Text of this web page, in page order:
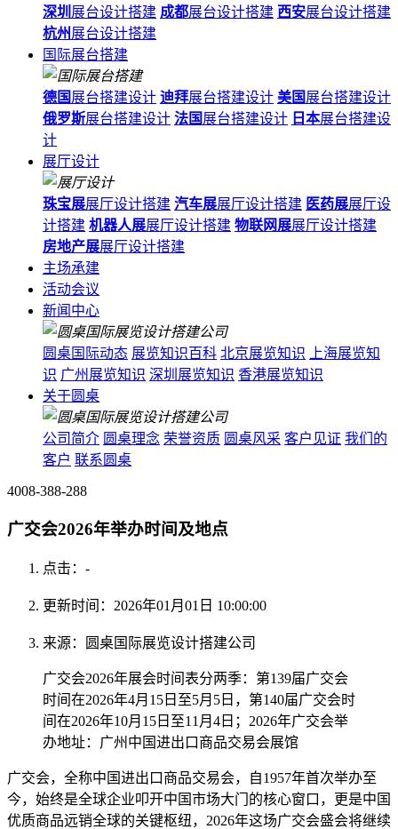
深圳 展台设计搭建 成都展台设计搭建 西安展台设计搭建
杭州展台设计搭建
国际展台搭建
德国 展台搭建设计 迪拜展台搭建设计 美国 展台搭建设计
俄罗斯展台搭建设计 法国 展台搭建设计 日本展台搭建设
计
展厅设计
珠宝展展厅设计搭建 汽车展展厅设计搭建 医药展展厅设
计搭建 机器人展展厅设计搭建 物联网展展厅设计搭建
房地产展展厅设计搭建
主场承建
活动会议
新闻中心
圆桌国际动态 展览知识百科 北京展览知识
上海展览知
识 广州展览知识 深圳展览知识 香港展览知识
关于圆桌
公司简介 圆桌理念 荣誉资质 圆桌风采 客户见证 我们的
客户 联系圆桌
4008-388-288
广交会2026年举办时间及地点
点击： -
更新时间：2026年01月01日 10:00:00
来源：圆桌国际展览设计搭建公司
广交会2026年展会时间表分两季：第139届广交会
时间在2026年4月15日至5月5日，第140届广交会时
间在2026年10月15日至11月4日；2026年广交会举
办地址：广州中国进出口商品交易会展馆
广交会，全称中国进出口商品交易会，自1957年首次举办至
今，始终是全球企业叩开中国市场大门的核心窗口，更是中国
优质商品远销全球的关键枢纽，2026年这场广交会盛会将继续